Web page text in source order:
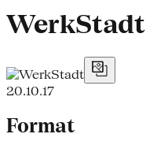
WerkStadt
20.10.17
Format